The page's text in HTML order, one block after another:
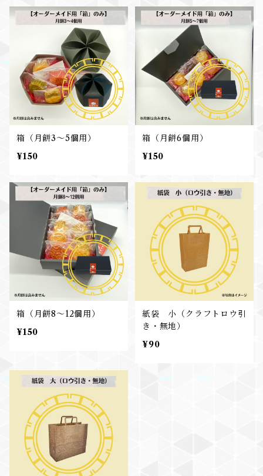
箱（月餅3～5個用）
¥150
箱（月餅6個用）
¥150
箱（月餅8～12個用）
¥150
紙袋 小（クラフトロウ引
き・無地）
¥90